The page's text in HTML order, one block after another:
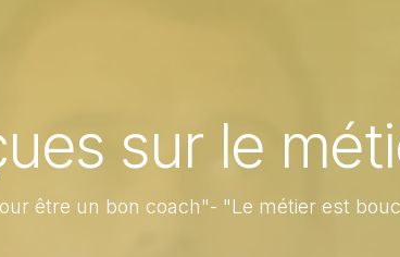
sur le
être un bon coach"- "Le métier est